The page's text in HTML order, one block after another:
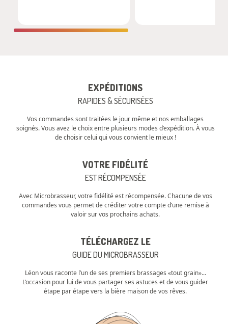
EXPÉDITIONS
RAPIDES & SÉCURISÉES
Vos commandes sont traitées le jour même et nos emballages
soignés. Vous avez le choix entre plusieurs modes d’expédition. À vous
de choisir celui qui vous convient le mieux !
VOTRE FIDÉLITÉ
EST RÉCOMPENSÉE
Avec Microbrasseur, votre fidélité est récompensée. Chacune de vos
commandes vous permet de créditer votre compte d’une remise à
valoir sur vos prochains achats.
TÉLÉCHARGEZ LE
GUIDE DU MICROBRASSEUR
Léon vous raconte l’un de ses premiers brassages «tout grain»...
L’occasion pour lui de vous partager ses astuces et de vous guider
étape par étape vers la bière maison de vos rêves.